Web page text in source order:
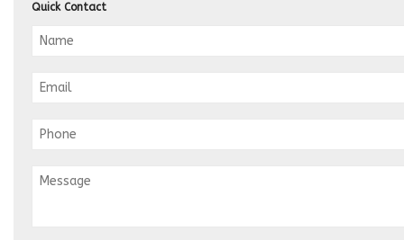
Quick Contact